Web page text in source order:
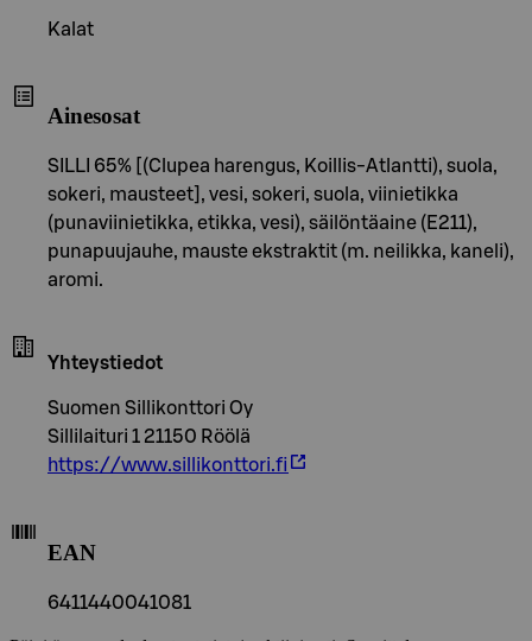
Kalat
Ainesosat
SILLI 65% [(Clupea harengus, Koillis-Atlantti), suola,
sokeri, mausteet], vesi, sokeri, suola, viinietikka
(punaviinietikka, etikka, vesi), säilöntäaine (E211),
punapuujauhe, mauste ekstraktit (m. neilikka, kaneli),
aromi.
Yhteystiedot
Suomen Sillikonttori Oy
Sillilaituri 1 21150 Röölä
https://www.sillikonttori.fi
EAN
6411440041081